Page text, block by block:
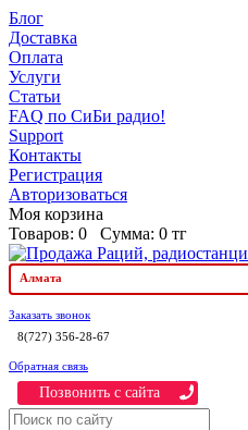
Блог
Доставка
Оплата
Услуги
Статьи
FAQ по СиБи радио!
Support
Контакты
Регистрация
Авторизоваться
Моя корзина
Товаров: 0 Сумма: 0 тг
Алмата
Заказать звонок
8(727) 356-28-67
Обратная связь
Позвонить c сайта